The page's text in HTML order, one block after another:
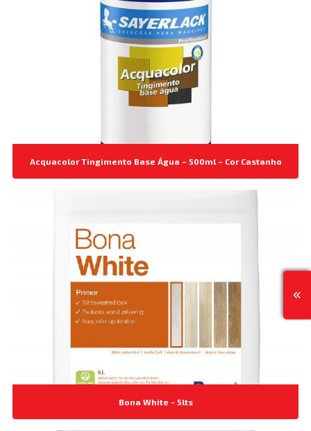
Acquacolor Tingimento Base Água – 500ml – Cor Castanho
Bona White - 5lts